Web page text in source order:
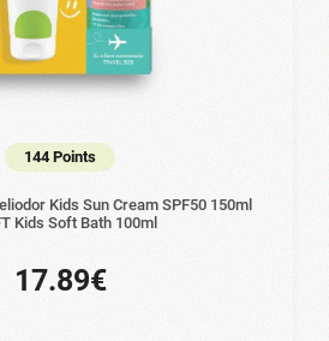
144 Points
Kids Sun Cream SPF50 150ml
Kids Soft Bath 100ml
17.89€